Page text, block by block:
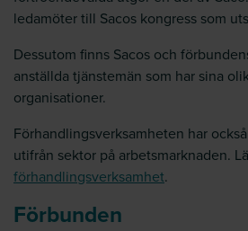
ledamöter till Sacos kongress som
Dessutom finns Sacos och
anställda tjänstemän som har sina
organisationer.
Förhandlingsverksamheten har
utifrån sektor på arbetsmarknaden.
förhandlingsverksamhet.
Förbunden